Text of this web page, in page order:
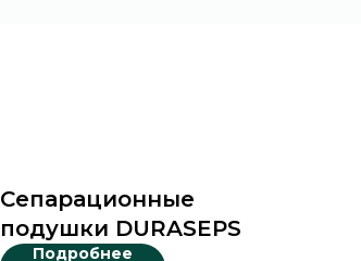
Сепарационные
подушки DURASEPS
Подробнее